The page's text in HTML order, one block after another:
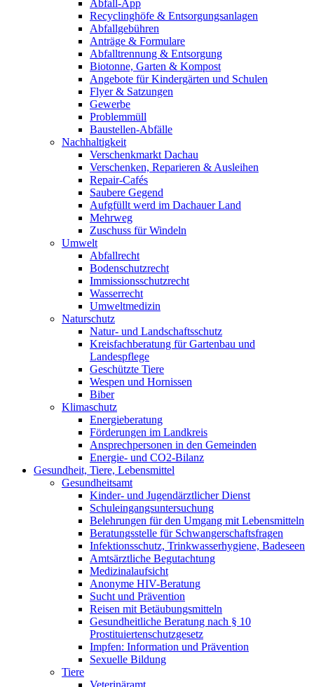
Abfall-App
Recyclinghöfe & Entsorgungsanlagen
Abfallgebühren
Anträge & Formulare
Abfalltrennung & Entsorgung
Biotonne, Garten & Kompost
Angebote für Kindergärten und Schulen
Flyer & Satzungen
Gewerbe
Problemmüll
Baustellen-Abfälle
Nachhaltigkeit
Verschenkmarkt Dachau
Verschenken, Reparieren & Ausleihen
Repair-Cafés
Saubere Gegend
Aufgfüllt werd im Dachauer Land
Mehrweg
Zuschuss für Windeln
Umwelt
Abfallrecht
Bodenschutzrecht
Immissionsschutzrecht
Wasserrecht
Umweltmedizin
Naturschutz
Natur- und Landschaftsschutz
Kreisfachberatung für Gartenbau und
Landespflege
Geschützte Tiere
Wespen und Hornissen
Biber
Klimaschutz
Energieberatung
Förderungen im Landkreis
Ansprechpersonen in den Gemeinden
Energie- und CO2-Bilanz
Gesundheit, Tiere, Lebensmittel
Gesundheitsamt
Kinder- und Jugendärztlicher Dienst
Schuleingangsuntersuchung
Belehrungen für den Umgang mit Lebensmitteln
Beratungsstelle für Schwangerschaftsfragen
Infektionsschutz, Trinkwasserhygiene, Badeseen
Amtsärztliche Begutachtung
Medizinalaufsicht
Anonyme HIV-Beratung
Sucht und Prävention
Reisen mit Betäubungsmitteln
Gesundheitliche Beratung nach § 10
Prostituiertenschutzgesetz
Impfen: Information und Prävention
Sexuelle Bildung
Tiere
Veterinäramt